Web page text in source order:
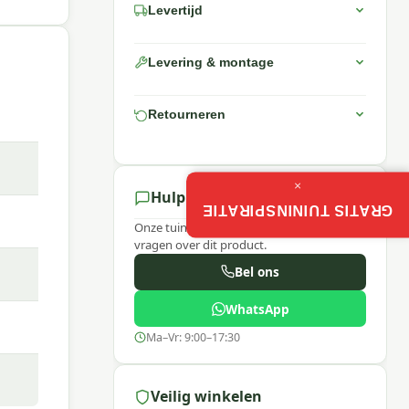
Levertijd
Levering & montage
Retourneren
Hulp nodig?
Onze tuinexperts helpen je graag bij
vragen over dit product.
Bel ons
WhatsApp
Ma–Vr: 9:00–17:30
Veilig winkelen
GRATIS TUININSPIRATIE
×